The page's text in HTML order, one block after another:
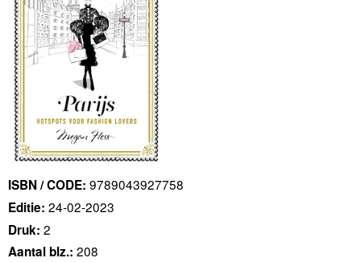
ISBN / CODE: 9789043927758
Editie: 24-02-2023
Druk: 2
Aantal blz.: 208